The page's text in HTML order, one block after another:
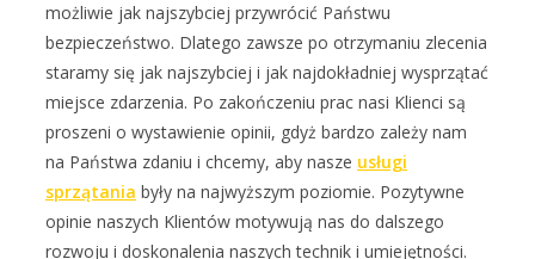
możliwie jak najszybciej przywrócić Państwu
bezpieczeństwo. Dlatego zawsze po otrzymaniu zlecenia
staramy się jak najszybciej i jak najdokładniej wysprzątać
miejsce zdarzenia. Po zakończeniu prac nasi Klienci są
proszeni o wystawienie opinii, gdyż bardzo zależy nam
na Państwa zdaniu i chcemy, aby nasze usługi
sprzątania były na najwyższym poziomie. Pozytywne
opinie naszych Klientów motywują nas do dalszego
rozwoju i doskonalenia naszych technik i umiejętności.